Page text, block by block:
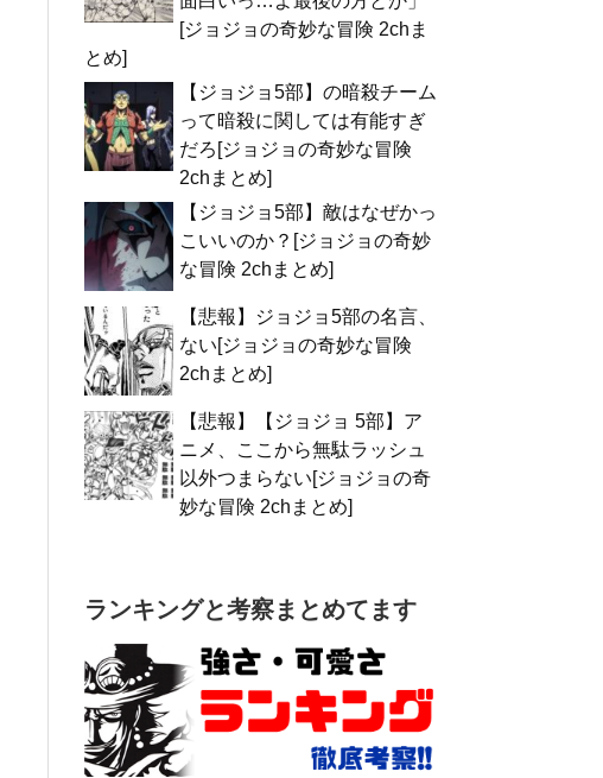
[ジョジョの奇妙な冒険 2chま
とめ]
【ジョジョ5部】の暗殺チーム
って暗殺に関しては有能すぎ
だろ[ジョジョの奇妙な冒険
2chまとめ]
【ジョジョ5部】敵はなぜかっ
こいいのか？[ジョジョの奇妙
な冒険 2chまとめ]
【悲報】ジョジョ5部の名言、
ない[ジョジョの奇妙な冒険
2chまとめ]
【悲報】【ジョジョ 5部】ア
ニメ、ここから無駄ラッシュ
以外つまらない[ジョジョの奇
妙な冒険 2chまとめ]
ランキングと考察まとめてます